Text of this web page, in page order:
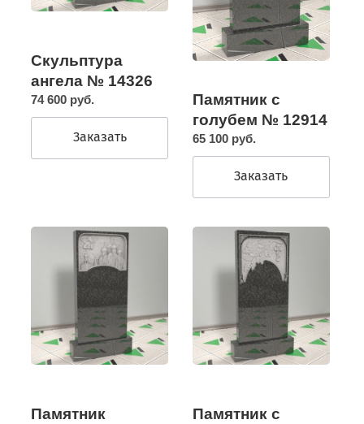
Скульптура
ангела № 14326
74 600 руб.
Заказать
Памятник с
голубем № 12914
65 100 руб.
Заказать
Памятник
Памятник с